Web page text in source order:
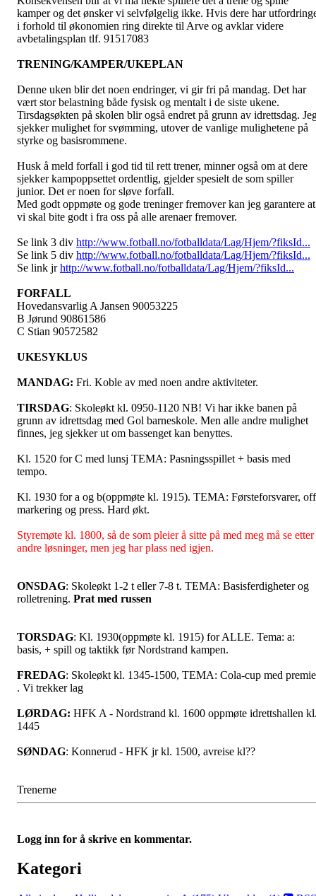
kamper og det ønsker vi selvfølgelig ikke. Hvis dere har
i forhold til økonomien ring direkte til Arve og avklar videre
avbetalingsplan tlf. 91517083
TRENING/KAMPER/UKEPLAN
Denne uken blir det noen endringer, vi gir fri på mandag. Det har
vært stor belastning både fysisk og mentalt i de siste ukene.
Tirsdagsøkten på skolen blir også endret på grunn av idrettsdag.
sjekker mulighet for svømming, utover de vanlige mulighetene på
styrke og basisrommene.
Husk å meld forfall i god tid til rett trener, minner også om at dere
sjekker kampoppsettet ordentlig, gjelder spesielt de som spiller
junior. Det er noen for sløve forfall.
Med godt oppmøte og gode treninger fremover kan jeg garantere at
vi skal bite godt i fra oss på alle arenaer fremover.
Se link 3 div http://www.fotball.no/fotballdata/Lag/Hjem/?fiksId...
Se link 5 div http://www.fotball.no/fotballdata/Lag/Hjem/?fiksId...
Se link jrhttp://www.fotball.no/fotballdata/Lag/Hjem/?fiksId...
FORFALL
Hovedansvarlig A Jansen 90053225
B Jørund 90861586
C Stian 90572582
UKESYKLUS
MANDAG: Fri. Koble av med noen andre aktiviteter.
TIRSDAG: Skoleøkt kl. 0950-1120 NB! Vi har ikke banen på
grunn av idrettsdag med Gol barneskole. Men alle andre mulighet
finnes, jeg sjekker ut om bassenget kan benyttes.
Kl. 1520 for C med lunsj TEMA: Pasningsspillet + basis med
tempo.
Kl. 1930 for a og b(oppmøte kl. 1915). TEMA: Førsteforsvarer, off
markering og press. Hard økt.
Styremøte kl. 1800, så de som pleier å sitte på med meg må se etter
andre løsninger, men jeg har plass ned igjen.
ONSDAG: Skoleøkt 1-2 t eller 7-8 t. TEMA: Basisferdigheter og
rolletrening. Prat med russen
TORSDAG: Kl. 1930(oppmøte kl. 1915) for ALLE. Tema: a:
basis, + spill og taktikk før Nordstrand kampen.
FREDAG: Skoleøkt kl. 1345-1500, TEMA: Cola-cup med
. Vi trekker lag
LØRDAG: HFK A - Nordstrand kl. 1600 oppmøte idrettshallen
1445
SØNDAG: Konnerud - HFK jr kl. 1500, avreise kl??
Trenerne
Logg inn for å skrive en kommentar.
Kategori